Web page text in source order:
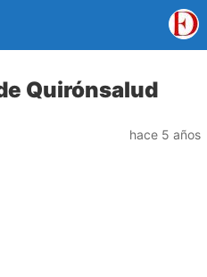
Quirónsalud
hace 5 años